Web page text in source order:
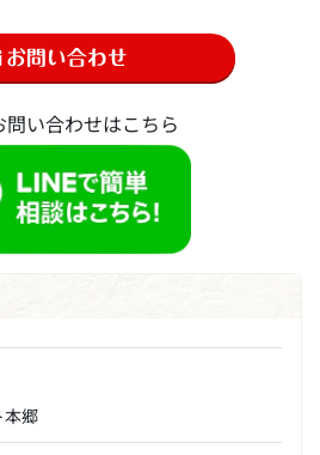
問い合わせはこちら
本郷